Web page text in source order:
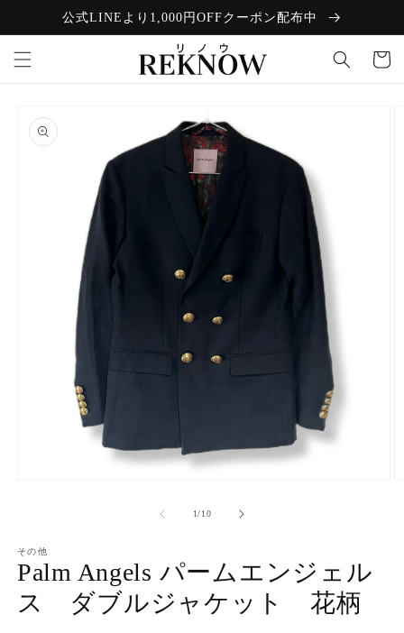
コンテン公式LINEより1,000円OFFクーポン配布中
カ
ー
にスキッ
プ
で
メ
デ
ィ
ア
1/の
10
その他
Palm Angels パームエンジェル
ス ダブルジャケット 花柄